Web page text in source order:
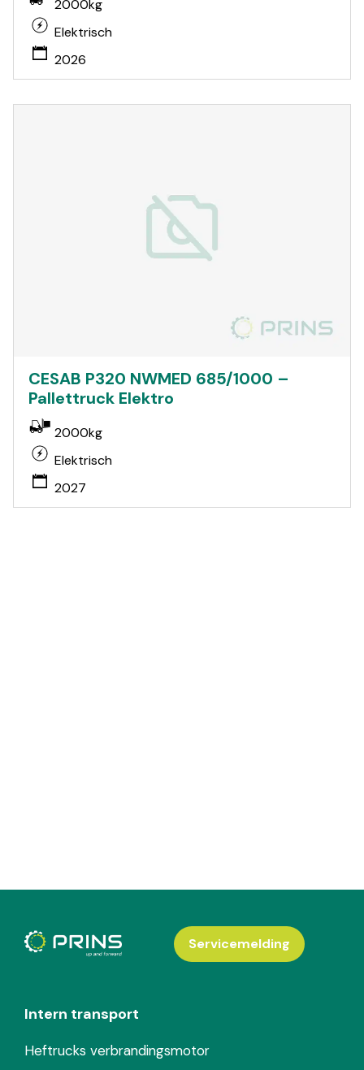
2000kg
Elektrisch
2026
CESAB P320 NWMED 685/1000 –
Pallettruck Elektro
2000kg
Elektrisch
2027
Intern transport
Heftrucks verbrandingsmotor
Servicemelding